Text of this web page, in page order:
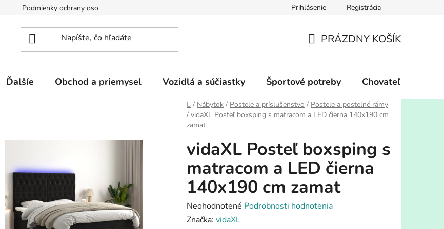
Podmienky ochrany osobných údajov Prihlásenie Registrácia
KOŠÍK
PRÁZDNY KOŠÍK
Ďalšíe Obchod a priemysel Vozidlá a súčiastky Športové potreby Chovateľské
Domov
/ Nábytok / Postele a príslušenstvo / Postele a posteľné rámy
/ vidaXL Posteľ boxsping s matracom a LED čierna 140x190 cm
zamat
vidaXL Posteľ boxsping s
matracom a LED čierna
140x190 cm zamat
Priemerné
hodnotenie
Neohodnotené Podrobnosti hodnotenia
Značka: vidaXL